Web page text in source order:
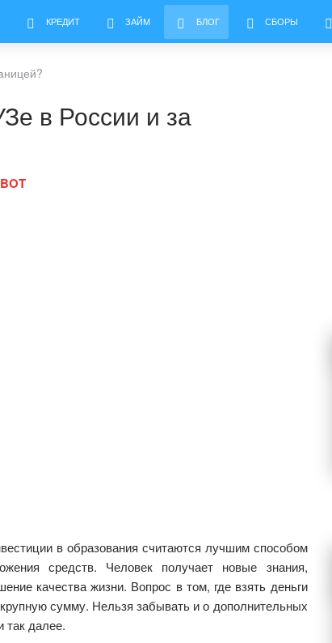
КРЕДИТ ЗАЙМ БЛОГ СБОРЫ
в России и за
в образования считаются лучшим способом
средств. Человек получает новые знания,
качества жизни. Вопрос в том, где взять деньги
сумму. Нельзя забывать и о дополнительных
так далее.